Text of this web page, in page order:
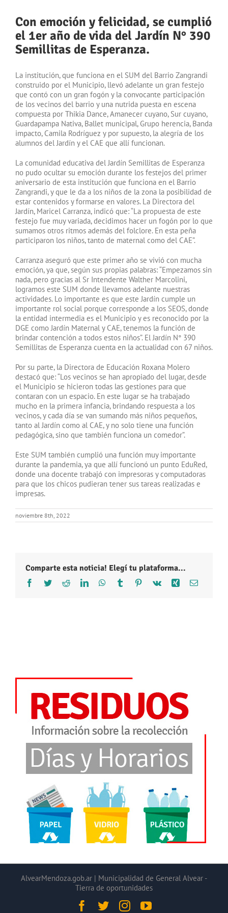
Con emoción y felicidad, se cumplió
el 1er año de vida del Jardín N° 390
Semillitas de Esperanza.
La institución, que funciona en el SUM del Barrio Zangrandi
construido por el Municipio, llevó adelante un gran festejo
que contó con un gran fogón y la convocante participación
de los vecinos del barrio y una nutrida puesta en escena
compuesta por Thikia Dance, Amanecer cuyano, Sur cuyano,
Guardapampa Nativa, Ballet municipal, Grupo herencia, Banda
impacto, Camila Rodríguez y por supuesto, la alegría de los
alumnos del Jardín y el CAE que allí funcionan.
La comunidad educativa del Jardín Semillitas de Esperanza
no pudo ocultar su emoción durante los festejos del primer
aniversario de esta institución que funciona en el Barrio
Zangrandi, y que le da a los niños de la zona la posibilidad de
estar contenidos y formarse en valores. La Directora del
Jardín, Maricel Carranza, indicó que: “La propuesta de este
festejo fue muy variada, decidimos hacer un fogón por lo que
sumamos otros ritmos además del folclore. En esta peña
participaron los niños, tanto de maternal como del CAE”.
Carranza aseguró que este primer año se vivió con mucha
emoción, ya que, según sus propias palabras: “Empezamos sin
nada, pero gracias al Sr Intendente Walther Marcolini,
logramos este SUM donde llevamos adelante nuestras
actividades. Lo importante es que este Jardín cumple un
importante rol social porque corresponde a los SEOS, donde
la entidad intermedia es el Municipio y es reconocido por la
DGE como Jardín Maternal y CAE, tenemos la función de
brindar contención a todos estos niños”. El Jardín N° 390
Semillitas de Esperanza cuenta en la actualidad con 67 niños.
Por su parte, la Directora de Educación Roxana Molero
destacó que: “Los vecinos se han apropiado del lugar, desde
el Municipio se hicieron todas las gestiones para que
contaran con un espacio. En este lugar se ha trabajado
mucho en la primera infancia, brindando respuesta a los
vecinos, y cada día se van sumando más niños pequeños,
tanto al Jardín como al CAE, y no solo tiene una función
pedagógica, sino que también funciona un comedor”.
Este SUM también cumplió una función muy importante
durante la pandemia, ya que allí funcionó un punto EduRed,
donde una docente trabajó con impresoras y computadoras
para que los chicos pudieran tener sus tareas realizadas e
impresas.
noviembre 8th, 2022
Comparte esta noticia! Elegí tu plataforma...
Facebook
TwitterRedditLinkedInWhatsApp
Tumblr Pinterest
Vk Xing Correo
AlvearMendoza.gob.ar | Municipalidad de General Alvear -
Tierra de oportunidades
Facebook
TwitterInstagramYouTube